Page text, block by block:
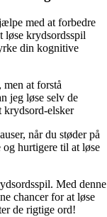
med at forbedre
løse krydsordsspil
din kognitive
men at forstå
jeg løse selv de
krydsord-elsker
når du støder på
hurtigere til at løse
Med denne
chancer for at løse
de rigtige ord!